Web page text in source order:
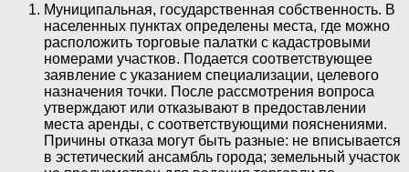
Муниципальная, государственная собственность. В
населенных пунктах определены места, где можно
расположить торговые палатки с кадастровыми
номерами участков. Подается соответствующее
заявление с указанием специализации, целевого
назначения точки. После рассмотрения вопроса
утверждают или отказывают в предоставлении
места аренды, с соответствующими пояснениями.
Причины отказа могут быть разные: не вписывается
в эстетический ансамбль города; земельный участок